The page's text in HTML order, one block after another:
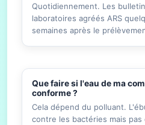
Quotidiennement. Les
laboratoires agréés ARS
semaines après le
Que faire si l'eau de ma
conforme ?
Cela dépend du polluant.
contre les bactéries mais